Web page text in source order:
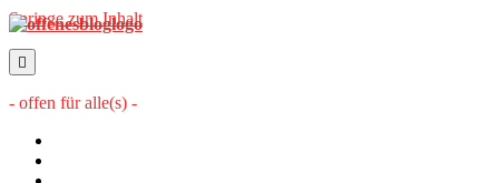
Springe zum Inhalt
offenesblog.de
- offen für alle(s) -